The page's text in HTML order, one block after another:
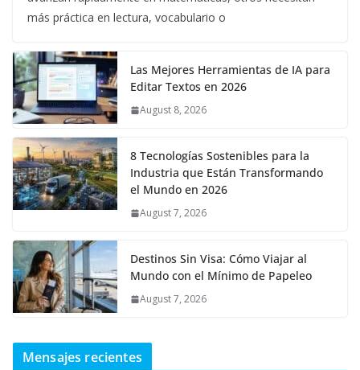
más práctica en lectura, vocabulario o
Las Mejores Herramientas de IA para
Editar Textos en 2026
August 8, 2026
8 Tecnologías Sostenibles para la
Industria que Están Transformando
el Mundo en 2026
August 7, 2026
Destinos Sin Visa: Cómo Viajar al
Mundo con el Mínimo de Papeleo
August 7, 2026
Mensajes recientes